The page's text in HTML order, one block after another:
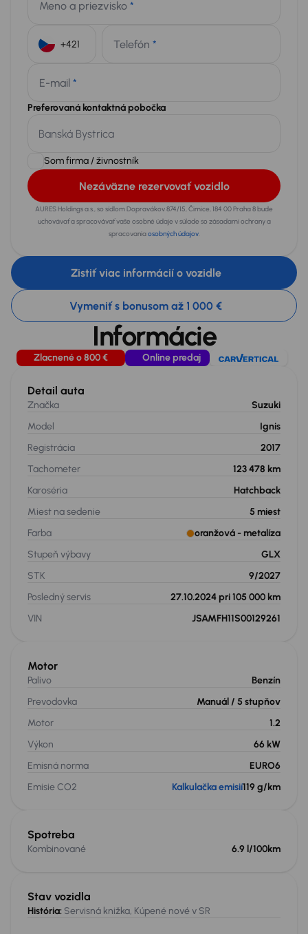
Meno a priezvisko *
Telefón *
E-mail *
Preferovaná kontaktná pobočka
Som firma / živnostník
Nezáväzne rezervovať vozidlo
AURES Holdings a.s., so sídlom Dopravákov 874/15, Čimice, 184 00 Praha 8 bude
uchovávať a spracovávať vaše osobné údaje v súlade so zásadami ochrany a
spracovaniaosobných údajov.
Zistiť viac informácií o vozidle
Vymeniť s bonusom až 1 000 €
Informácie
Zlacnené o 800 € Online predaj
Detail auta
Značka
Suzuki
Model
Ignis
Registrácia
2017
Tachometer
123 478 km
Karoséria
Hatchback
Miest na sedenie
5 miest
Farba
oranžová - metalíza
Stupeň výbavy
GLX
STK
9/2027
Posledný servis
27.10.2024 pri 105 000 km
VIN
JSAMFH11S00129261
Stav vozidla
História: Servisná knižka, Kúpené nové v SR
Motor
Palivo
Benzín
Prevodovka
Manuál / 5 stupňov
Motor
1.2
Výkon
66 kW
Emisná norma
EURO6
Emisie CO2
Kalkulačka emisií119 g/km
Spotreba
Kombinované 6.9 l/100km